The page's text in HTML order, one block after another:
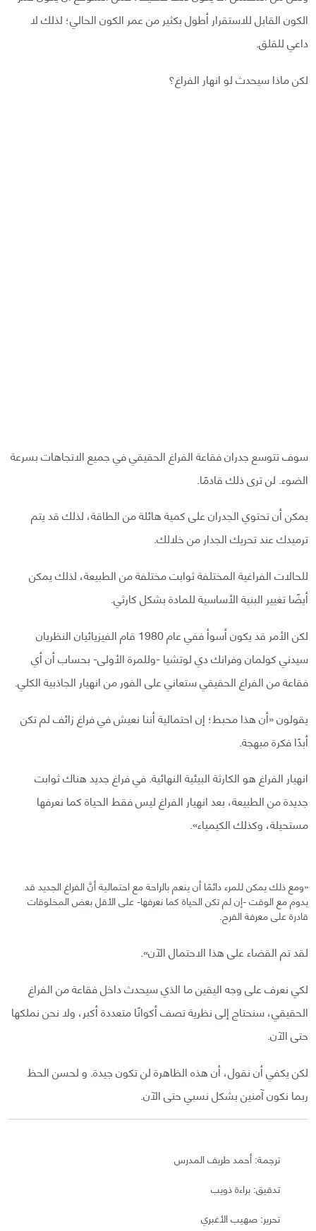
الكون القابل للاستقرار أطول بكثير من عمر الكون الحالي؛ لذلك لا
داعي للقلق.
لكن ماذا سيحدث لو انهار الفراغ؟
سوف تتوسع جدران فقاعة الفراغ الحقيقي في جميع الاتجاهات بسرعة
الضوء. لن ترى ذلك قادمًا.
يمكن أن تحتوي الجدران على كمية هائلة من الطاقة، لذلك قد يتم
ترميدك عند تحريك الجدار من خلالك.
للحالات الفراغية المختلفة ثوابت مختلفة من الطبيعة، لذلك يمكن
أيضًا تغيير البنية الأساسية للمادة بشكل كارثي.
لكن الأمر قد يكون أسوأ ففي عام 1980 قام الفيزيائيان النظريان
سيدني كولمان وفرانك دي لوتشيا -وللمرة الأولى- بحساب أن أي
فقاعة من الفراغ الحقيقي ستعاني على الفور من انهيار الجاذبية الكلي.
يقولون «أن هذا محبط؛ إن احتمالية أننا نعيش في فراغ زائف لم تكن
أبدًا فكرة مبهجة.
انهيار الفراغ هو الكارثة البيئية النهائية. في فراغ جديد هناك ثوابت
جديدة من الطبيعة، بعد انهيار الفراغ ليس فقط الحياة كما نعرفها
مستحيلة، وكذلك الكيمياء».
«ومع ذلك يمكن للمرء دائمًا أن ينعم بالراحة مع احتمالية أنَّ الفراغ الجديد قد
يدوم مع الوقت -إن لم تكن الحياة كما نعرفها- على الأقل بعض المخلوقات
قادرة على معرفة الفرح.
لقد تم القضاء على هذا الاحتمال الآن».
لكي نعرف على وجه اليقين ما الذي سيحدث داخل فقاعة من الفراغ
الحقيقي، سنحتاج إلى نظرية تصف أكوانًا متعددة أكبر، ولا نحن نملكها
حتى الآن.
لكن يكفي أن نقول، أن هذه الظاهرة لن تكون جيدة. و لحسن الحظ
ربما نكون آمنين بشكل نسبي حتى الآن.
ترجمة: أحمد طريف المدرس
تدقيق: براءة ذويب
تحرير: صهيب الأغبري